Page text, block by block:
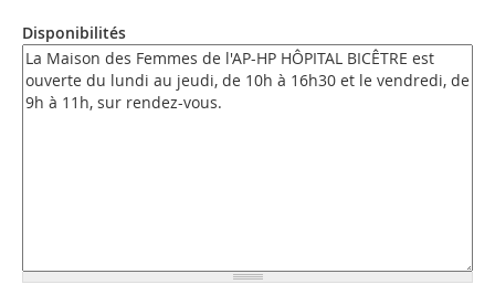
Disponibilités